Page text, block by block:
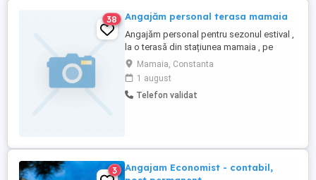
38 Angajăm personal terasa mamaia
Angajăm personal pentru sezonul estival ,
la o terasă din stațiunea mamaia , pe
posturile de Pizzer și ajutor bucătar !!!
Salariu atractiv ! mai multe detalii la
telefon
Mamaia, Constanta
1 august
Telefon validat
3
Angajam Economist - contabil,